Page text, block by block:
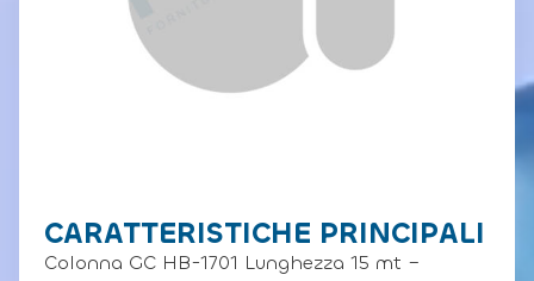
CARATTERISTICHE PRINCIPALI
Colonna GC HB-1701 Lunghezza 15 mt –